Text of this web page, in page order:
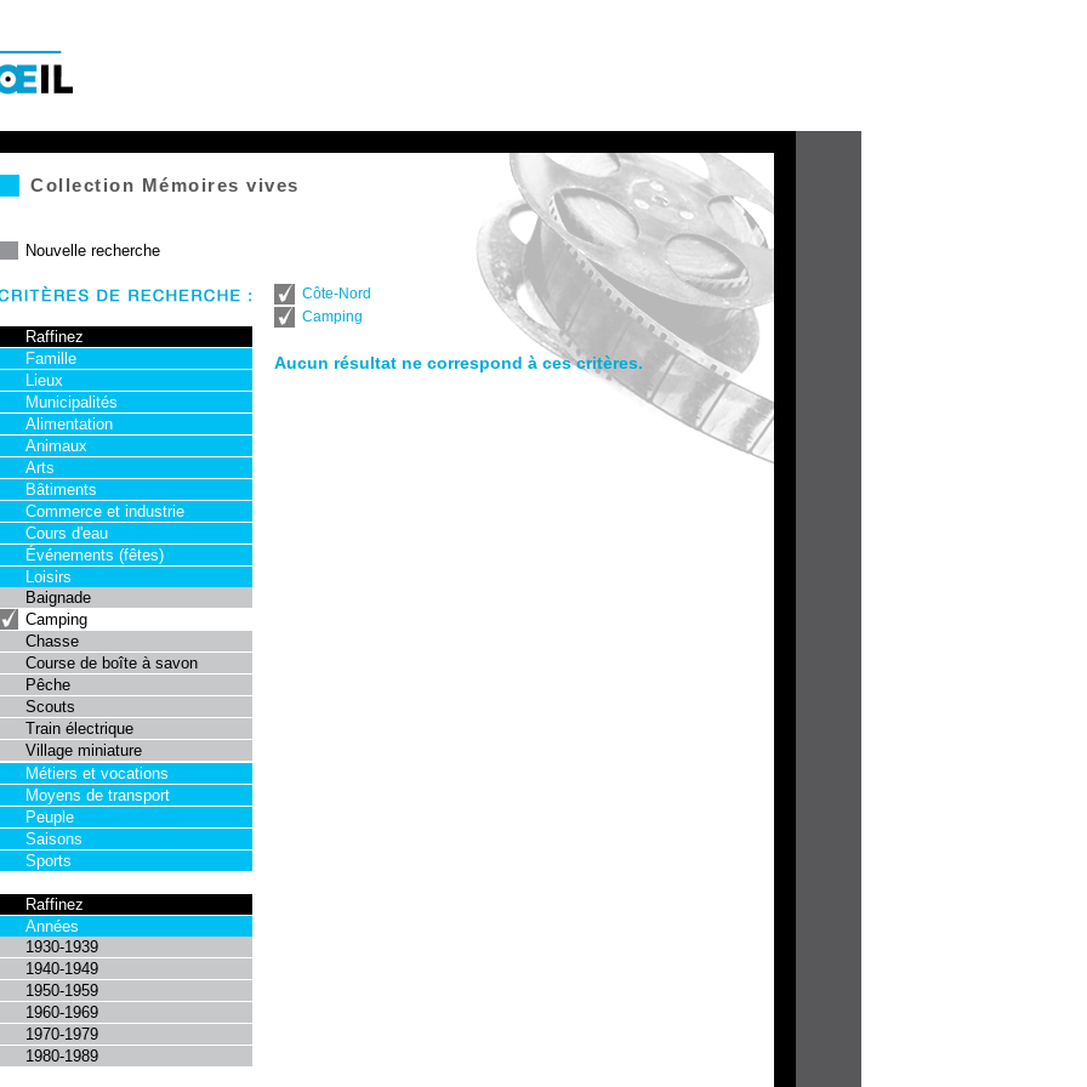
Collection Mémoires vives
Nouvelle recherche
Raffinez
Famille
Lieux
Municipalités
Alimentation
Animaux
Arts
Bâtiments
Commerce et industrie
Cours d'eau
Événements (fêtes)
Loisirs
Baignade
Camping
Chasse
Course de boîte à savon
Pêche
Scouts
Train électrique
Village miniature
Métiers et vocations
Moyens de transport
Peuple
Saisons
Sports
Raffinez
Années
1930-1939
1940-1949
1950-1959
1960-1969
1970-1979
1980-1989
Côte-Nord
Camping
Aucun résultat ne correspond à ces critères.